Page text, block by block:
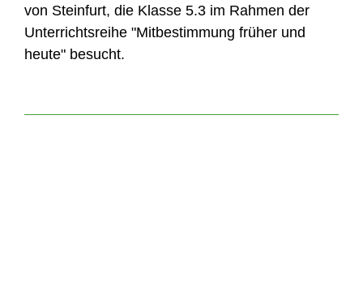
von Steinfurt, die Klasse 5.3 im Rahmen der
Unterrichtsreihe "Mitbestimmung früher und
heute" besucht.